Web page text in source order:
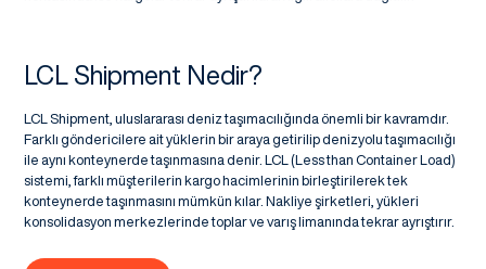
LCL Shipment Nedir?
LCL Shipment, uluslararası deniz taşımacılığında önemli bir kavramdır.
Farklı göndericilere ait yüklerin bir araya getirilip denizyolu taşımacılığı
ile aynı konteynerde taşınmasına denir. LCL (Less than Container Load)
sistemi, farklı müşterilerin kargo hacimlerinin birleştirilerek tek
konteynerde taşınmasını mümkün kılar. Nakliye şirketleri, yükleri
konsolidasyon merkezlerinde toplar ve varış limanında tekrar ayrıştırır.